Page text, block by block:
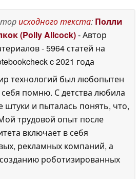
исходного текста: Полли
(Polly Allcock)- Автор
- 5964 статей на
c 2021 года
технологий был любопытен
себя помню. С детства любила
штуки и пыталась понять, что,
трудовой опыт после
включает в себя
рекламных компаний, а
роботизированных